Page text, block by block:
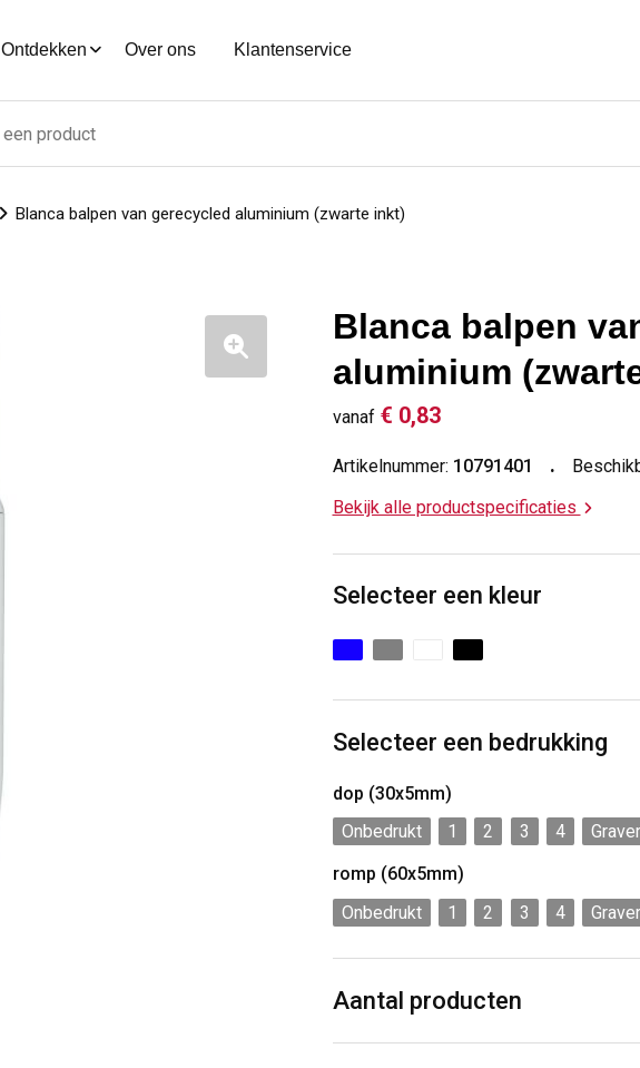
Ontdekken Over ons Klantenservice
Blanca balpen van gerecycled aluminium (zwarte inkt)
Blanca balpen
aluminium
vanaf € 0,83
Artikelnummer: 10791401
Bekijk alle productspecificaties
Selecteer een kleur
Selecteer een bedrukking
dop (30x5mm)
Onbedrukt
1 2 3 4
romp (60x5mm)
Onbedrukt
1 2 3 4
Aantal producten